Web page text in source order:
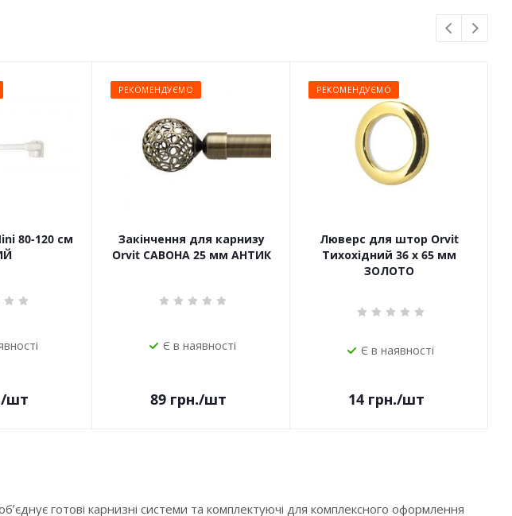
80-120 см
/шт
РЕКОМЕНДУЄМО
Закінчення для карнизу
Orvit САВОНА 25 мм АНТИК
Є в наявності
89 грн./шт
РЕКОМЕНДУЄМО
Люверс для штор Orvit
Тихохідний 36 х 65 мм
ЗОЛОТО
Є в наявності
14 грн./шт
готові карнизні системи та комплектуючі для комплексного оформлення